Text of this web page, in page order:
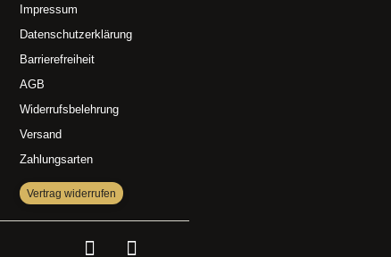
Impressum
Datenschutzerklärung
Barrierefreiheit
AGB
Widerrufsbelehrung
Versand
Zahlungsarten
Vertrag widerrufen